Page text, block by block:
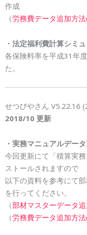
作成
（労務費データ追加方法
・法定福利費計算シミ
各保険料率を平成31年
た。
せつびやさん V5.22.16
2018/10 更新
・実務マニュアルデー
今回更新にて「積算実
ストールされますので
以下の資料を参考にて
を行ってください。
（部材マスターデータ
（労務費データ追加方法